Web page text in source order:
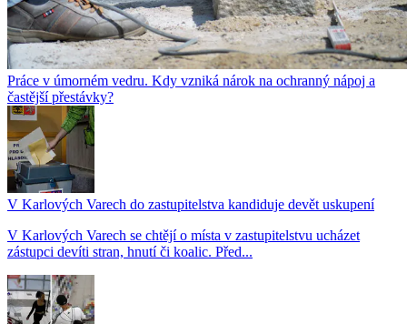
Práce v úmorném vedru. Kdy vzniká nárok na ochranný nápoj a
častější přestávky?
V Karlových Varech do zastupitelstva kandiduje devět uskupení
V Karlových Varech se chtějí o místa v zastupitelstvu ucházet
zástupci devíti stran, hnutí či koalic. Před...